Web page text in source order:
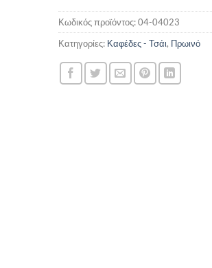
Κωδικός προϊόντος:04-04023
Κατηγορίες: Καφέδες - Τσάι, Πρωινό